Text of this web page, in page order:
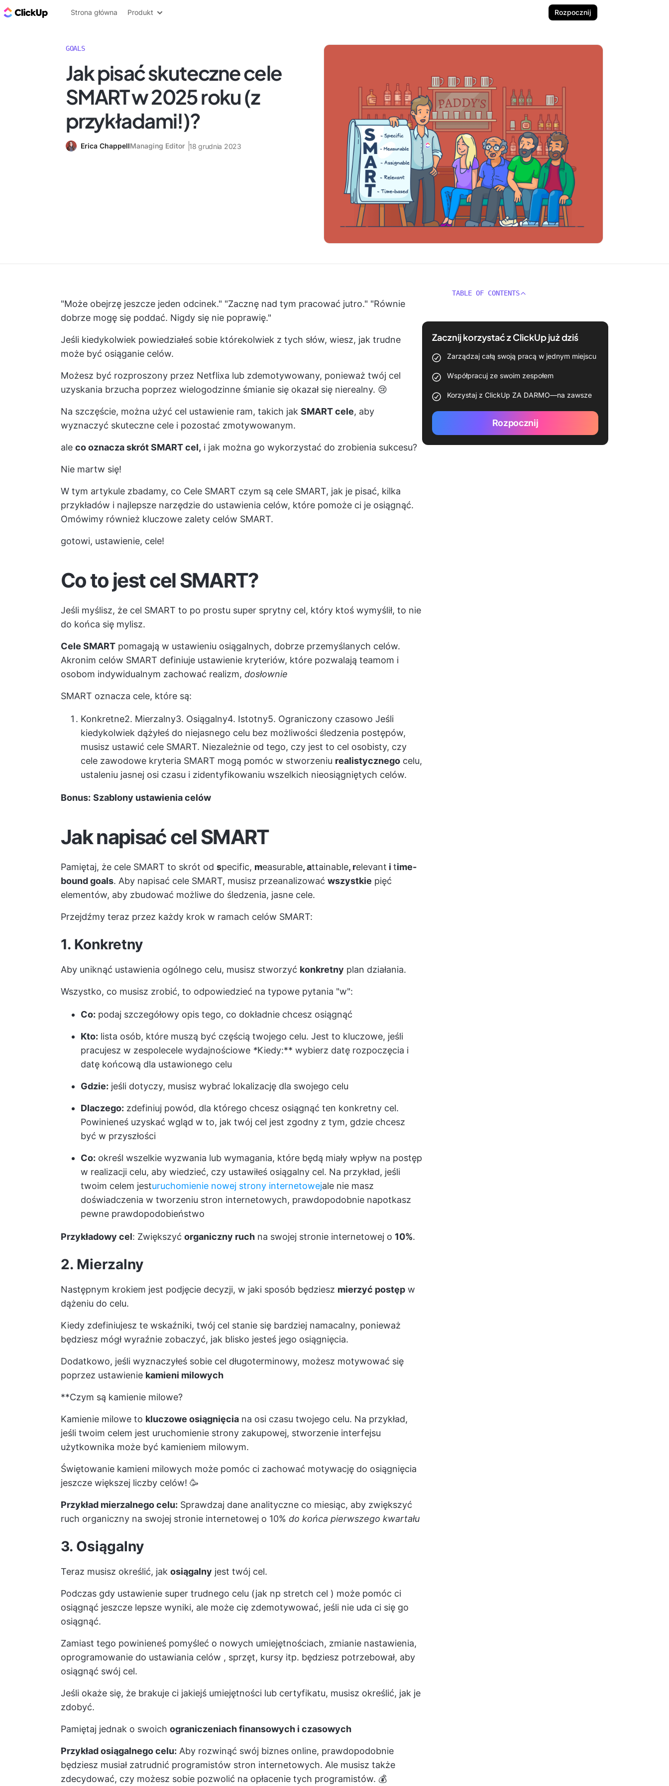
ClickUp Blog
Strona główna Produkt Rozpocznij
GOALS
Jak pisać skuteczne cele
SMART w 2025 roku (z
przykładami!)?
Erica ChappellManaging Editor 18 grudnia 2023
"Może obejrzę jeszcze jeden odcinek." "Zacznę nad tym pracować jutro." "Równie
dobrze mogę się poddać. Nigdy się nie poprawię."
Jeśli kiedykolwiek powiedziałeś sobie którekolwiek z tych słów, wiesz, jak trudne
może być osiąganie celów.
Możesz być rozproszony przez Netflixa lub zdemotywowany, ponieważ twój cel
uzyskania brzucha poprzez wielogodzinne śmianie się okazał się nierealny. 😢
Na szczęście, można użyć cel ustawienie ram, takich jak SMART cele, aby
wyznaczyć skuteczne cele i pozostać zmotywowanym.
ale co oznacza skrót SMART cel, i jak można go wykorzystać do zrobienia sukcesu?
Nie martw się!
W tym artykule zbadamy, co Cele SMART czym są cele SMART, jak je pisać, kilka
przykładów i najlepsze narzędzie do ustawienia celów, które pomoże ci je osiągnąć.
Omówimy również kluczowe zalety celów SMART.
gotowi, ustawienie, cele!
Co to jest cel SMART?
Jeśli myślisz, że cel SMART to po prostu super sprytny cel, który ktoś wymyślił, to nie
do końca się mylisz.
Cele SMART pomagają w ustawieniu osiągalnych, dobrze przemyślanych celów.
Akronim celów SMART definiuje ustawienie kryteriów, które pozwalają teamom i
osobom indywidualnym zachować realizm, dosłownie
SMART oznacza cele, które są:
Konkretne2. Mierzalny3. Osiągalny4. Istotny5. Ograniczony czasowo Jeśli
kiedykolwiek dążyłeś do niejasnego celu bez możliwości śledzenia postępów,
musisz ustawić cele SMART. Niezależnie od tego, czy jest to cel osobisty, czy
cele zawodowe kryteria SMART mogą pomóc w stworzeniu realistycznego celu,
ustaleniu jasnej osi czasu i zidentyfikowaniu wszelkich nieosiągniętych celów.
Bonus: Szablony ustawienia celów
Jak napisać cel SMART
Pamiętaj, że cele SMART to skrót od specific, measurable, attainable, relevant i time-
bound goals. Aby napisać cele SMART, musisz przeanalizować wszystkie pięć
elementów, aby zbudować możliwe do śledzenia, jasne cele.
Przejdźmy teraz przez każdy krok w ramach celów SMART:
1. Konkretny
Aby uniknąć ustawienia ogólnego celu, musisz stworzyć konkretny plan działania.
Wszystko, co musisz zrobić, to odpowiedzieć na typowe pytania "w":
Co: podaj szczegółowy opis tego, co dokładnie chcesz osiągnąć
Kto: lista osób, które muszą być częścią twojego celu. Jest to kluczowe, jeśli
pracujesz w zespolecele wydajnościowe *Kiedy:** wybierz datę rozpoczęcia i
datę końcową dla ustawionego celu
Gdzie: jeśli dotyczy, musisz wybrać lokalizację dla swojego celu
Dlaczego: zdefiniuj powód, dla którego chcesz osiągnąć ten konkretny cel.
Powinieneś uzyskać wgląd w to, jak twój cel jest zgodny z tym, gdzie chcesz
być w przyszłości
Co: określ wszelkie wyzwania lub wymagania, które będą miały wpływ na postęp
w realizacji celu, aby wiedzieć, czy ustawiłeś osiągalny cel. Na przykład, jeśli
twoim celem jesturuchomienie nowej strony internetowejale nie masz
doświadczenia w tworzeniu stron internetowych, prawdopodobnie napotkasz
pewne prawdopodobieństwo
Przykładowy cel: Zwiększyć organiczny ruch na swojej stronie internetowej o 10%.
2. Mierzalny
Następnym krokiem jest podjęcie decyzji, w jaki sposób będziesz mierzyć postęp w
dążeniu do celu.
Kiedy zdefiniujesz te wskaźniki, twój cel stanie się bardziej namacalny, ponieważ
będziesz mógł wyraźnie zobaczyć, jak blisko jesteś jego osiągnięcia.
Dodatkowo, jeśli wyznaczyłeś sobie cel długoterminowy, możesz motywować się
poprzez ustawienie kamieni milowych
**Czym są kamienie milowe?
Kamienie milowe to kluczowe osiągnięcia na osi czasu twojego celu. Na przykład,
jeśli twoim celem jest uruchomienie strony zakupowej, stworzenie interfejsu
użytkownika może być kamieniem milowym.
Świętowanie kamieni milowych może pomóc ci zachować motywację do osiągnięcia
jeszcze większej liczby celów! 🥳
Przykład mierzalnego celu: Sprawdzaj dane analityczne co miesiąc, aby zwiększyć
ruch organiczny na swojej stronie internetowej o 10% do końca pierwszego kwartału
3. Osiągalny
Teraz musisz określić, jak osiągalny jest twój cel.
Podczas gdy ustawienie super trudnego celu (jak np stretch cel ) może pomóc ci
osiągnąć jeszcze lepsze wyniki, ale może cię zdemotywować, jeśli nie uda ci się go
osiągnąć.
Zamiast tego powinieneś pomyśleć o nowych umiejętnościach, zmianie nastawienia,
oprogramowanie do ustawiania celów , sprzęt, kursy itp. będziesz potrzebował, aby
osiągnąć swój cel.
Jeśli okaże się, że brakuje ci jakiejś umiejętności lub certyfikatu, musisz określić, jak je
zdobyć.
Pamiętaj jednak o swoich ograniczeniach finansowych i czasowych
Przykład osiągalnego celu: Aby rozwinąć swój biznes online, prawdopodobnie
będziesz musiał zatrudnić programistów stron internetowych. Ale musisz także
zdecydować, czy możesz sobie pozwolić na opłacenie tych programistów. 💰
TABLE OF CONTENTS
Zacznij korzystać z ClickUp już dziś
Zarządzaj całą swoją pracą w jednym miejscu
Współpracuj ze swoim zespołem
Korzystaj z ClickUp ZA DARMO—na zawsze
Rozpocznij